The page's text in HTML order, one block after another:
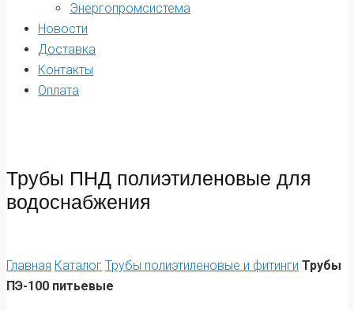
Энергопромсистема
Новости
Доставка
Контакты
Оплата
Трубы ПНД полиэтиленовые для
водоснабжения
Главная Каталог Трубы полиэтиленовые и фитинги Трубы
ПЭ-100 питьевые